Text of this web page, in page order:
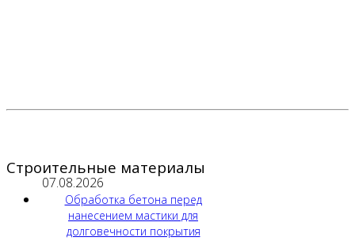
Строительные материалы
07.08.2026
Обработка бетона перед
нанесением мастики для
долговечности покрытия